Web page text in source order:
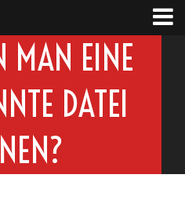
MAN EINE
DATEI